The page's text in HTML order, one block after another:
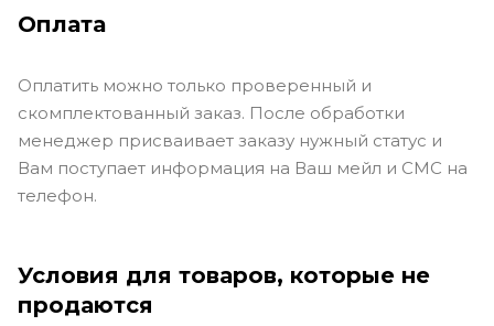
Оплата
Оплатить можно только проверенный и
скомплектованный заказ. После обработки
менеджер присваивает заказу нужный статус и
Вам поступает информация на Ваш мейл и СМС на
телефон.
Условия для товаров, которые не
продаются